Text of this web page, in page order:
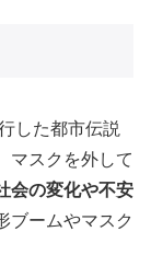
した都市伝説
マスクを外して
会の変化や不安
ブームやマスク